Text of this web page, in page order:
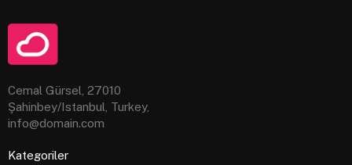
Cemal Gürsel, 27010
Şahinbey/Istanbul, Turkey,
info@domain.com
Kategoriler